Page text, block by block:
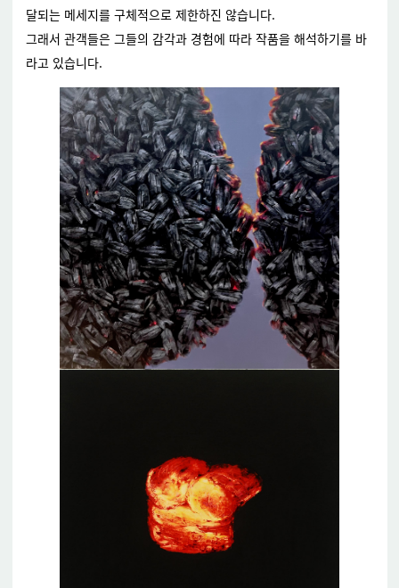
달되는 메세지를 구체적으로 제한하진 않습니다.
그래서 관객들은 그들의 감각과 경험에 따라 작품을 해석하기를 바
라고 있습니다.